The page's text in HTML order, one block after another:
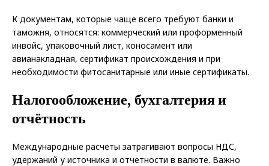
К документам, которые чаще всего требуют банки и
таможня, относятся: коммерческий или проформенный
инвойс, упаковочный лист, коносамент или
авианакладная, сертификат происхождения и при
необходимости фитосанитарные или иные сертификаты.
Налогообложение, бухгалтерия и
отчётность
Международные расчёты затрагивают вопросы НДС,
удержаний у источника и отчетности в валюте. Важно